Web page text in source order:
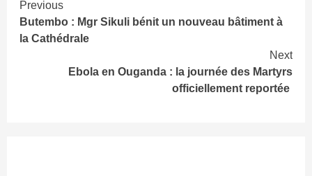
Continue
Reading
Previous
Butembo : Mgr Sikuli bénit un nouveau bâtiment à
la Cathédrale
Next
Ebola en Ouganda : la journée des Martyrs
officiellement reportée